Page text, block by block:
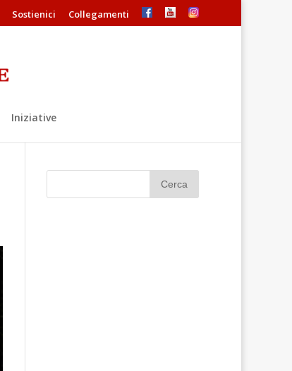
Sostienici Collegamenti
Iniziative